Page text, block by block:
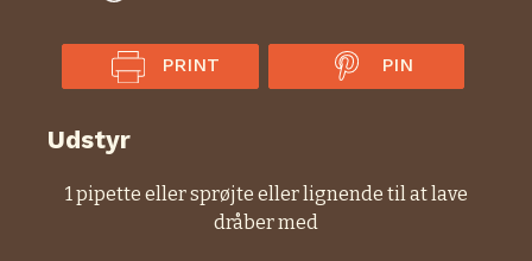
PRINT PIN
Udstyr
1 pipette eller sprøjte eller lignende til at lave
dråber med